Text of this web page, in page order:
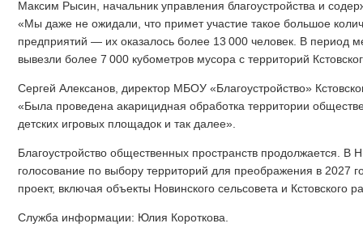
Максим Рысин, начальник управления благоустройства и
«Мы даже не ожидали, что примет участие такое большое
предприятий — их оказалось более 13 000 человек. В период
вывезли более 7 000 кубометров мусора с территорий
Сергей Алексанов, директор МБОУ «Благоустройство»
«Была проведена акарицидная обработка территории
детских игровых площадок и так далее».
Благоустройство общественных пространств продолжается. В
голосование по выбору территорий для преображения в 2027
проект, включая объекты Новинского сельсовета и Кстовского
Служба информации: Юлия Короткова.